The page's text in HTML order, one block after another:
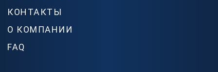
КОНТАКТЫ
О КОМПАНИИ
FAQ